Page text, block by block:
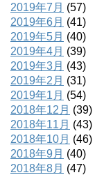
2019年7月 (57)
2019年6月 (41)
2019年5月 (40)
2019年4月 (39)
2019年3月 (43)
2019年2月 (31)
2019年1月 (54)
2018年12月 (39)
2018年11月 (43)
2018年10月 (46)
2018年9月 (40)
2018年8月 (47)